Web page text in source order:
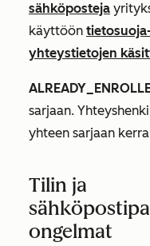
sähköposteja
käyttöön
yhteystietojen
sarjaan.
yhteen sarjaan
Tilin ja
ongelmat